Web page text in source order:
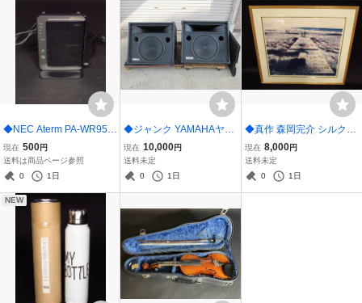
◆NEC Aterm PA-WR950
0N-HP Wi-Fi ホームルー
ター 無線LAN
現在 500円
送料は商品ページ参照
0
1日
◆ジャンク YAMAHAヤマ
ハ S2115HⅡ2ウェイフロ
ア・スピーカー PAスピー
カー
現在 10,000円
送料未定
0
1日
◆真作 森岡完介 シルクス
クリーン 17/20
現在 8,000円
送料未定
0
1日
NEW